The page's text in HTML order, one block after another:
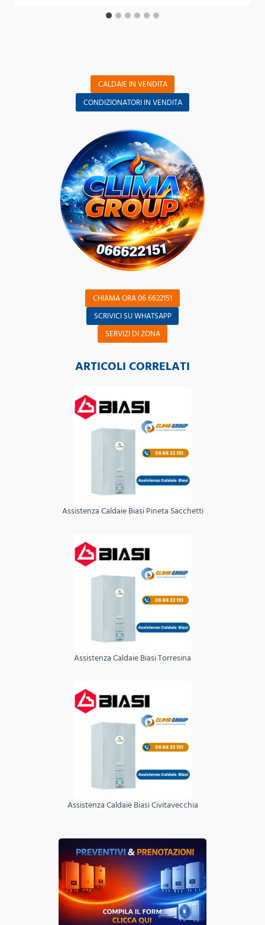
CALDAIE IN VENDITA
CONDIZIONATORI IN VENDITA
CHIAMA ORA 06 6622151
SCRIVICI SU WHATSAPP
SERVIZI DI ZONA
ARTICOLI CORRELATI
Assistenza Caldaie Biasi Pineta Sacchetti
Assistenza Caldaie Biasi Torresina
Assistenza Caldaie Biasi Civitavecchia